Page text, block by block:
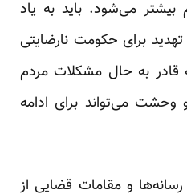
می‌شود. باید به یاد
برای حکومت نارضایتی
به حال مشکلات مردم
می‌تواند برای ادامه
و مقامات قضایی از